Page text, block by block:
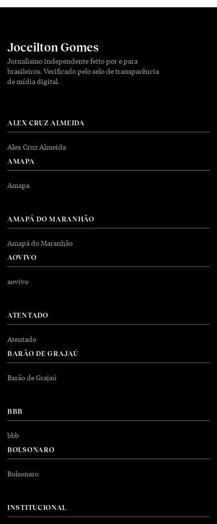
Joceilton Gomes
Jornalismo independente feito por e para
brasileiros. Verificado pelo selo de transparência
de mídia digital.
ALEX CRUZ ALMEIDA
Alex Cruz Almeida
AMAPA
Amapa
AMAPÁ DO MARANHÃO
Amapá do Maranhão
AOVIVO
aovivo
ATENTADO
Atentado
BARÃO DE GRAJAÚ
Barão de Grajaú
BBB
bbb
BOLSONARO
Bolsonaro
INSTITUCIONAL